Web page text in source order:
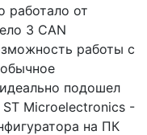
работало от
3 CAN
работы с
подошел
Microelectronics -
на ПК